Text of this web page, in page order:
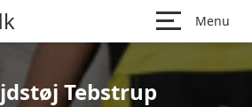
Menu
Tebstrup